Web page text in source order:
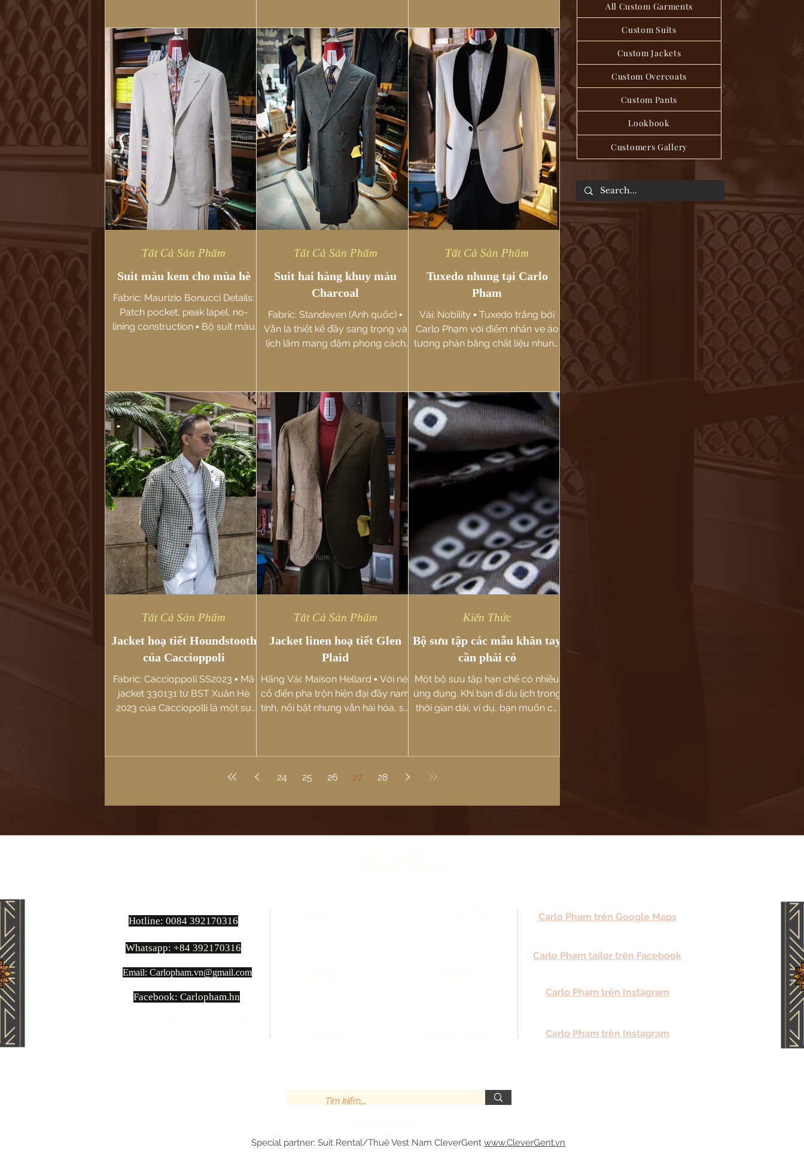
Suit màu kem cho mùa hè
Fabric: Maurizio Bonucci Details:
Patch pocket, peak lapel, no-
lining construction ▪️ Bộ suit màu
Tất Cả Sản Phẩm
Suit hai hàng khuy màu
Charcoal
Fabric: Standeven (Anh quốc) ▪️
Vẫn là thiết kế đầy sang trọng và
lịch lãm mang đậm phong cách
Tất Cả Sản Phẩm
Tuxedo nhung tại Carlo
Pham
Vải: Nobility ▪️ Tuxedo trắng bới
Carlo Phạm với điểm nhấn ve áo
tương phản bằng chất liệu nhung
Tất Cả Sản Phẩm
Jacket hoạ tiết Houndstooth
của Caccioppoli
Fabric: Caccioppoli SS2023 ▪️ Mã
jacket 330131 từ BST Xuân Hè
2023 của Cacciopolli là một sự
Tất Cả Sản Phẩm
Jacket linen hoạ tiết Glen
Plaid
Hãng Vải: Maison Hellard ▪️ Với nét
cổ điển pha trộn hiện đại đầy nam
tính, nổi bật nhưng vẫn hài hòa, sự
Tất Cả Sản Phẩm
Bộ sưu tập các mẫu khăn tay
cần phải có
Một bộ sưu tập hạn chế có nhiều
ứng dụng. Khi bạn đi du lịch trong
thời gian dài, ví dụ, bạn muốn có
Kiến Thức
24 25 26 27 28
All Custom Garments
Custom Suits
Custom Jackets
Custom Overcoats
Custom Pants
Lookbook
Customers Gallery
Hotline: 0084 392170316
Whatsapp: +84 392170316
Email: Carlopham.vn@gmail.com
​Facebook: Carlopham.hn
Carlo Pham trên Google Maps
Carlo Pham tailor trên Facebook
Carlo Pham trên Instagram
Carlo Pham trên Instagram
Special partner: Suit Rental/Thuê Vest Nam CleverGent www.CleverGent.vn